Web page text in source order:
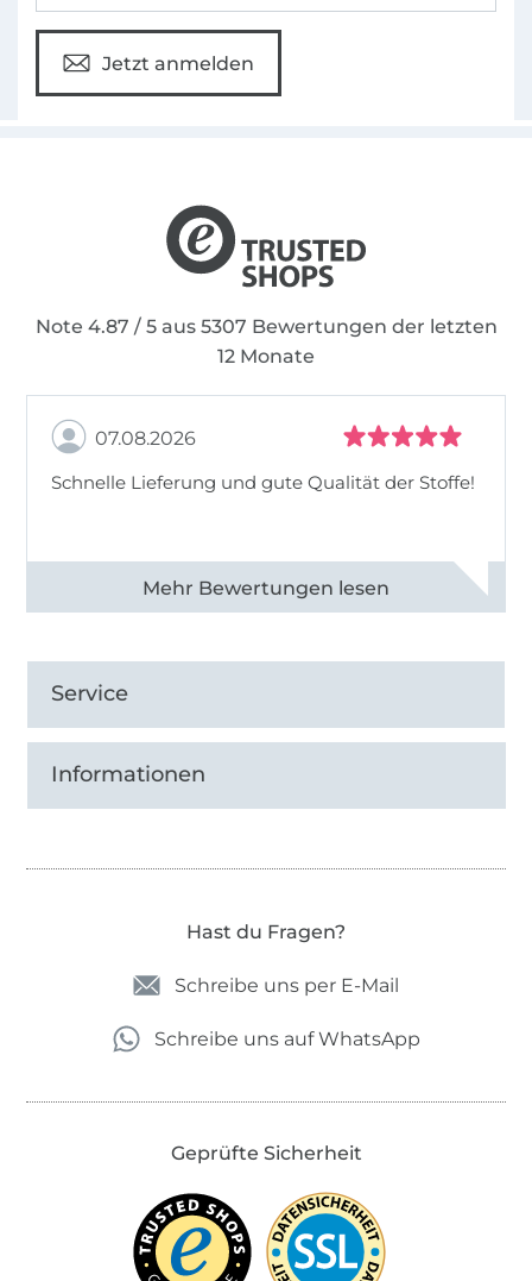
Jetzt anmelden
Note 4.87 / 5 aus 5307 Bewertungen der letzten
12 Monate
07.08.2026
Schnelle Lieferung und gute Qualität der Stoffe!
Alle 82968 Bewertungen ansehen
Service
Informationen
Hast du Fragen?
Schreibe uns per E-Mail
Schreibe uns auf WhatsApp
Geprüfte Sicherheit